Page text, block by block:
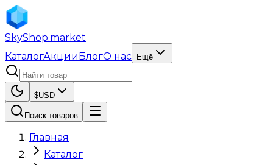
SkyShop.market
КаталогАкцииБлогО нас Ещё
$USD
Поиск товаров
Главная
Каталог